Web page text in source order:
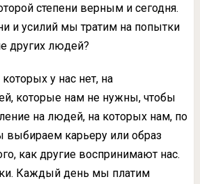
степени верным и сегодня.
и усилий мы тратим на попытки
других людей?
у нас нет, на
которые нам не нужны, чтобы
на людей, на которых нам, по
выбираем карьеру или образ
как другие воспринимают нас.
Каждый день мы платим